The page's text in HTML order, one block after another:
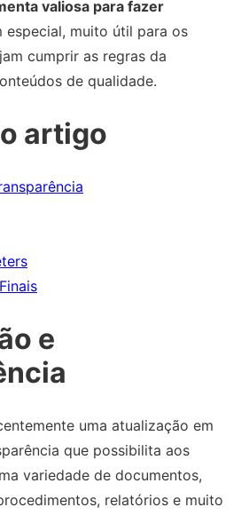
valiosa para fazer
especial, muito útil para os
cumprir as regras da
de qualidade.
artigo
e
uma atualização em
que possibilita aos
variedade de documentos,
relatórios e muito